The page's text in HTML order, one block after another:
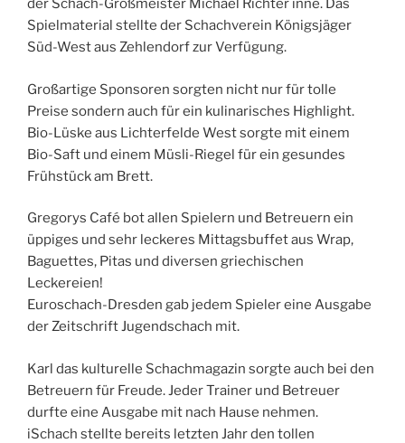
der Schach-Großmeister Michael Richter inne. Das
Spielmaterial stellte der Schachverein Königsjäger
Süd-West aus Zehlendorf zur Verfügung.
Großartige Sponsoren sorgten nicht nur für tolle
Preise sondern auch für ein kulinarisches Highlight.
Bio-Lüske aus Lichterfelde West sorgte mit einem
Bio-Saft und einem Müsli-Riegel für ein gesundes
Frühstück am Brett.
Gregorys Café bot allen Spielern und Betreuern ein
üppiges und sehr leckeres Mittagsbuffet aus Wrap,
Baguettes, Pitas und diversen griechischen
Leckereien!
Euroschach-Dresden gab jedem Spieler eine Ausgabe
der Zeitschrift Jugendschach mit.
Karl das kulturelle Schachmagazin sorgte auch bei den
Betreuern für Freude. Jeder Trainer und Betreuer
durfte eine Ausgabe mit nach Hause nehmen.
iSchach stellte bereits letzten Jahr den tollen